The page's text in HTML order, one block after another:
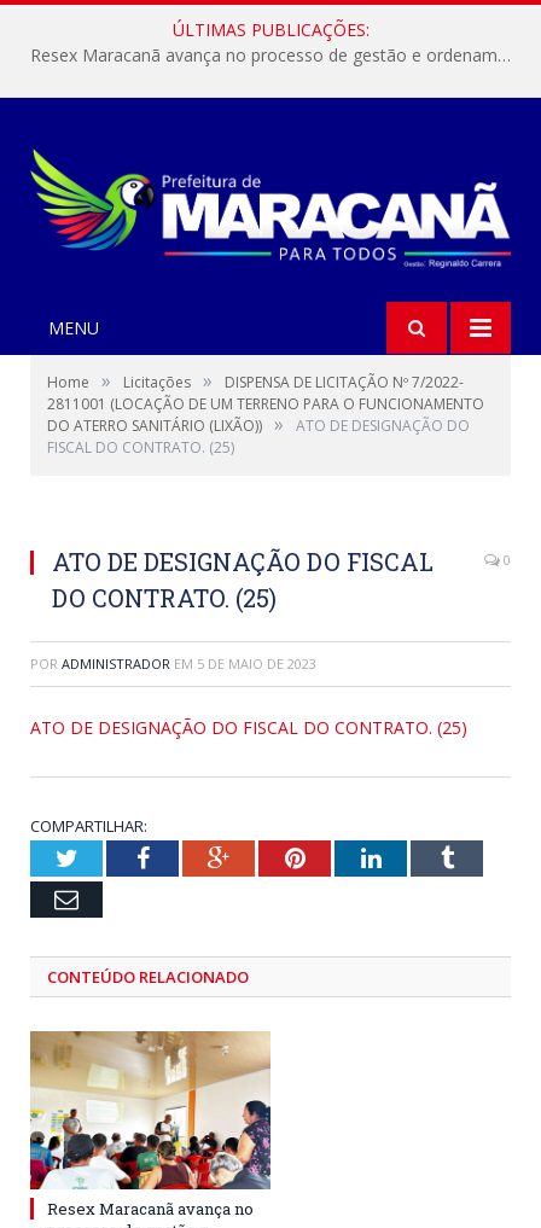
ÚLTIMAS PUBLICAÇÕES:
Resex Maracanã avança no processo de gestão e ordenamento do turismo em nossas áreas protegidas.
MENU
Home » Licitações »
DISPENSA DE LICITAÇÃO Nº 7/2022-
2811001 (LOCAÇÃO DE UM TERRENO PARA O FUNCIONAMENTO
DO ATERRO SANITÁRIO (LIXÃO)) »
ATO DE DESIGNAÇÃO DO
FISCAL DO CONTRATO. (25)
ATO DE DESIGNAÇÃO DO FISCAL
DO CONTRATO. (25)
0
POR ADMINISTRADOR EM 5 DE MAIO DE 2023
ATO DE DESIGNAÇÃO DO FISCAL DO CONTRATO. (25)
COMPARTILHAR:
TwitterFacebookGoogle+PinterestLinkedInTumblr
Email
CONTEÚDO RELACIONADO
Resex Maracanã avança no